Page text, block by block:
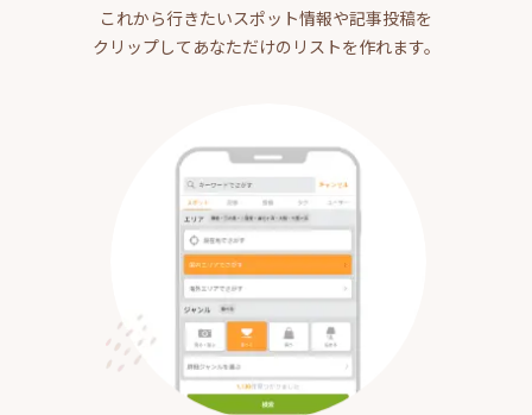
これから行きたいスポット情報や記事投稿を
クリップしてあなただけのリストを作れます。